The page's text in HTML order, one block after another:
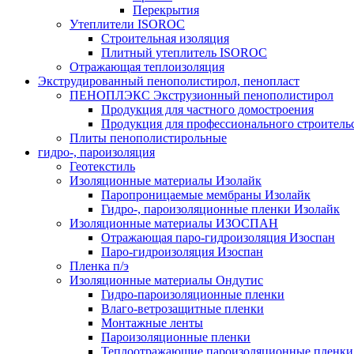
Перекрытия
Утеплители ISOROC
Строительная изоляция
Плитный утеплитель ISOROC
Отражающая теплоизоляция
Экструдированный пенополистирол, пенопласт
ПЕНОПЛЭКС Экструзионный пенополистирол
Продукция для частного домостроения
Продукция для профессионального
Плиты пенополистирольные
гидро-, пароизоляция
Геотекстиль
Изоляционные материалы Изолайк
Паропроницаемые мембраны Изолайк
Гидро-, пароизоляционные пленки Изолайк
Изоляционные материалы ИЗОСПАН
Отражающая паро-гидроизоляция Изоспан
Паро-гидроизоляция Изоспан
Пленка п/э
Изоляционные материалы Ондутис
Гидро-пароизоляционные пленки
Влаго-ветрозащитные пленки
Монтажные ленты
Пароизоляционные пленки
Теплоотражающие пароизоляционные пленки